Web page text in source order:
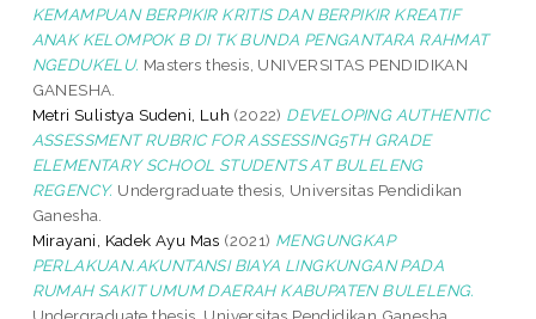
KEMAMPUAN BERPIKIR KRITIS DAN BERPIKIR KREATIF
ANAK KELOMPOK B DI TK BUNDA PENGANTARA RAHMAT
NGEDUKELU. Masters thesis, UNIVERSITAS PENDIDIKAN
GANESHA.
Metri Sulistya Sudeni, Luh (2022) DEVELOPING AUTHENTIC
ASSESSMENT RUBRIC FOR ASSESSING5TH GRADE
ELEMENTARY SCHOOL STUDENTS AT BULELENG
REGENCY. Undergraduate thesis, Universitas Pendidikan
Ganesha.
Mirayani, Kadek Ayu Mas (2021) MENGUNGKAP
PERLAKUAN.AKUNTANSI BIAYA LINGKUNGAN PADA
RUMAH SAKIT UMUM DAERAH KABUPATEN BULELENG.
Undergraduate thesis, Universitas Pendidikan Ganesha.